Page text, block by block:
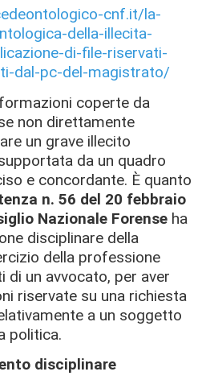
cnf.it/la-
della-illecita-
di-file-riservati-
dal-pc-del-magistrato/
coperte da
non direttamente
un grave illecito
da un quadro
e concordante. È quanto
n. 56 del 20 febbraio
Nazionale Forense ha
disciplinare della
della professione
un avvocato, per aver
riservate su una richiesta
a un soggetto
politica.
disciplinare